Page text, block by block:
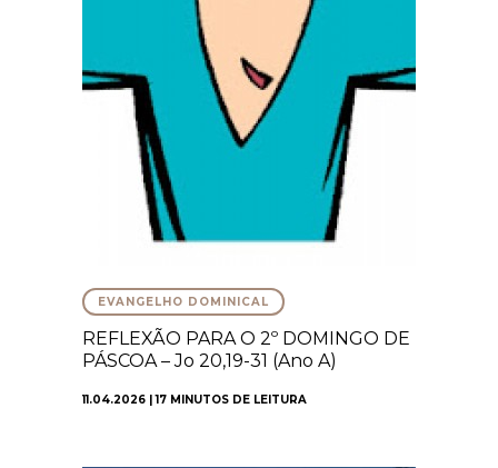
EVANGELHO DOMINICAL
REFLEXÃO PARA O 2º DOMINGO DE
PÁSCOA – Jo 20,19-31 (Ano A)
11.04.2026 | 17 MINUTOS DE LEITURA